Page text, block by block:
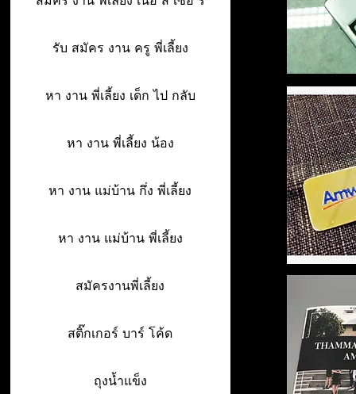
รับ สมัคร งาน ครู พี่เลี้ยง
หา งาน พี่เลี้ยง เด็ก ไป กลับ
หา งาน พี่เลี้ยง น้อง
หา งาน แม่บ้าน กึ่ง พี่เลี้ยง
หา งาน แม่บ้าน พี่เลี้ยง
สมัครงานพี่เลี้ยง
สติ๊กเกอร์ บาร์ โค้ด
ถุงน้ำแข็ง